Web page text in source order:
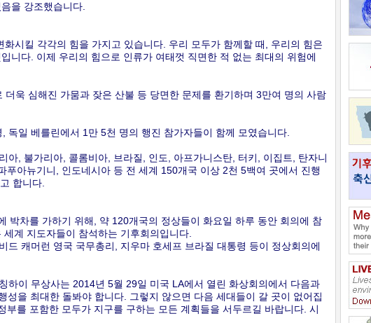
을 강조했습니다.
화시킬 각각의 힘을 가지고 있습니다. 우리 모두가 함께할 때, 우리의 힘은
니다. 이제 우리의 힘으로 인류가 여태껏 직면한 적 없는 최대의 위험에
더욱 심해진 가뭄과 잦은 산불 등 당면한 문제를 환기하며 3만여 명의 사람
독일 베를린에서 1만 5천 명의 행진 참가자들이 함께 모였습니다.
아, 불가리아, 콜롬비아, 브라질, 인도, 아프가니스탄, 터키, 이집트, 탄자니
푸아뉴기니, 인도네시아 등 전 세계 150개국 이상 2천 5백여 곳에서 진행
합니다.
박차를 가하기 위해, 약 120개국의 정상들이 화요일 하루 동안 회의에 참
계 지도자들이 참석하는 기후회의입니다.
드 캐머런 영국 국무총리, 지우마 호세프 브라질 대통령 등이 정상회의에
하이 무상사는 2014년 5월 29일 미국 LA에서 열린 화상회의에서 다음과
성을 최대한 돌봐야 합니다. 그렇지 않으면 다음 세대들이 갈 곳이 없어집
부를 포함한 모두가 지구를 구하는 모든 계획들을 서두르길 바랍니다. 시